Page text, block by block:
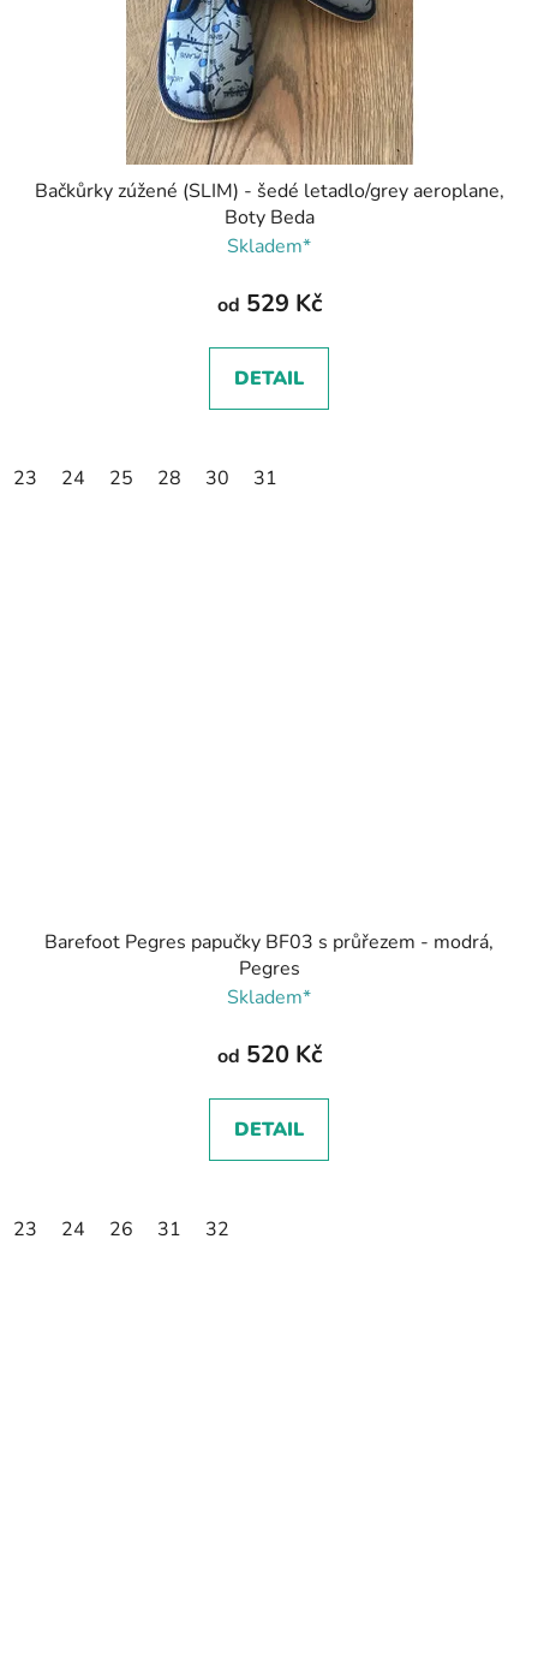
Bačkůrky zúžené (SLIM) - šedé letadlo/grey aeroplane,
Boty Beda
Skladem*
od 529 Kč
DETAIL
23 24 25 28 30 31
Barefoot Pegres papučky BF03 s průřezem - modrá,
Pegres
Skladem*
od 520 Kč
DETAIL
23 24 26 31 32